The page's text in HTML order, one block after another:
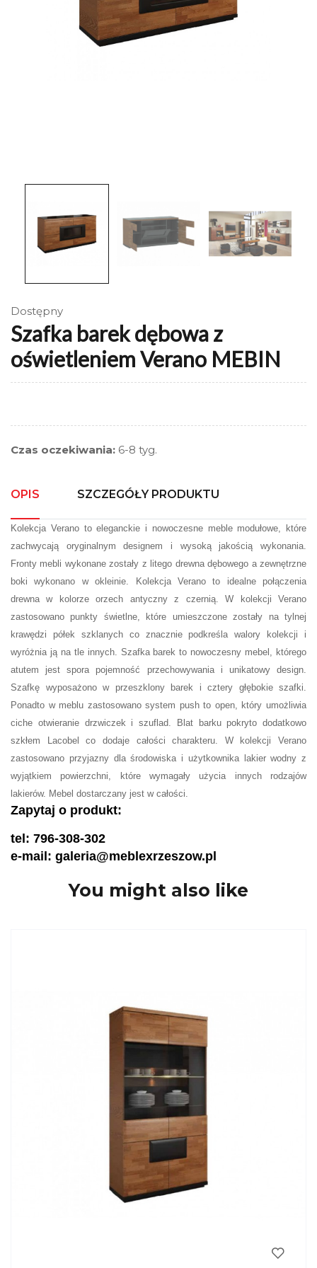
Dostępny
Szafka barek dębowa z
oświetleniem Verano MEBIN
Czas oczekiwania: 6-8 tyg.
OPIS SZCZEGÓŁY PRODUKTU
Kolekcja Verano to eleganckie i nowoczesne meble modułowe, które
zachwycają oryginalnym designem i wysoką jakością wykonania.
Fronty mebli wykonane zostały z litego drewna dębowego a zewnętrzne
boki wykonano w okleinie. Kolekcja Verano to idealne połączenia
drewna w kolorze orzech antyczny z czernią. W kolekcji Verano
zastosowano punkty świetlne, które umieszczone zostały na tylnej
krawędzi półek szklanych co znacznie podkreśla walory kolekcji i
wyróżnia ją na tle innych. Szafka barek to nowoczesny mebel, którego
atutem jest spora pojemność przechowywania i unikatowy design.
Szafkę wyposażono w przeszklony barek i cztery głębokie szafki.
Ponadto w meblu zastosowano system push to open, który umożliwia
ciche otwieranie drzwiczek i szuflad. Blat barku pokryto dodatkowo
szkłem Lacobel co dodaje całości charakteru. W kolekcji Verano
zastosowano przyjazny dla środowiska i użytkownika lakier wodny z
wyjątkiem powierzchni, które wymagały użycia innych rodzajów
lakierów. Mebel dostarczany jest w całości.
Zapytaj o produkt:
tel: 796-308-302
e-mail: galeria@meblexrzeszow.pl
You might also like